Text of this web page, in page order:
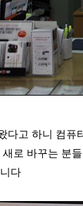
다고 하니 컴
로 바꾸는 분
다